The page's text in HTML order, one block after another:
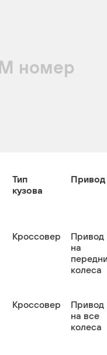
номер
Тип
кузова
Привод
Кроссовер
Привод
на
колеса
Кроссовер
Привод
на все
колеса